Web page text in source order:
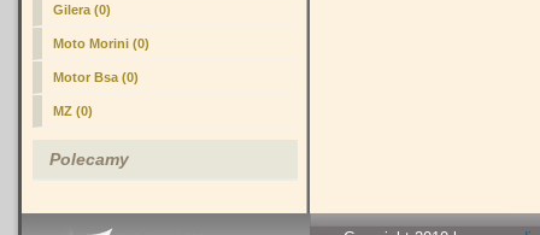
Gilera (0)
Moto Morini (0)
Motor Bsa (0)
MZ (0)
Polecamy